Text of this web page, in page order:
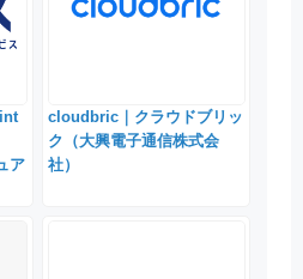
ア
cloudbric｜クラウドブリッ
ク（大興電子通信株式会
社）